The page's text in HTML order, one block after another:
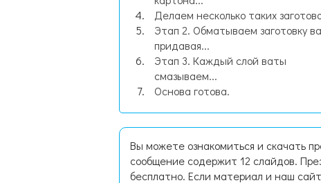
Делаем несколько таких
Этап 2. Обматываем заготовку
придавая...
Этап 3. Каждый слой ваты
смазываем...
Основа готова.
Вы можете ознакомиться и скачать
сообщение содержит 12 слайдов.
бесплатно. Если материал и наш